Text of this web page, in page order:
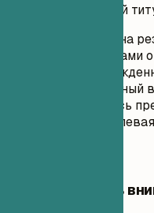
Профессиональный
Ориентированная на
с [Количество]
отрасли].
достижение]. Опытный
навыки]. Стремлюсь
ценность] для
На что обратить